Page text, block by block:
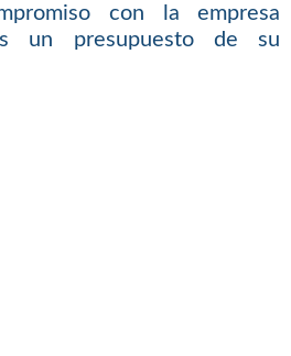
con la empresa
un presupuesto de su